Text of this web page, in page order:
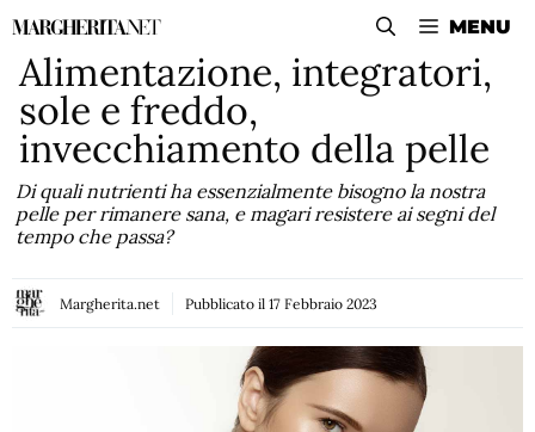
Vai
contenuto
MENU
Alimentazione, integratori,
sole e freddo,
invecchiamento della pelle
Di quali nutrienti ha essenzialmente bisogno la nostra
pelle per rimanere sana, e magari resistere ai segni del
tempo che passa?
Margherita.net Pubblicato il 17 Febbraio 2023